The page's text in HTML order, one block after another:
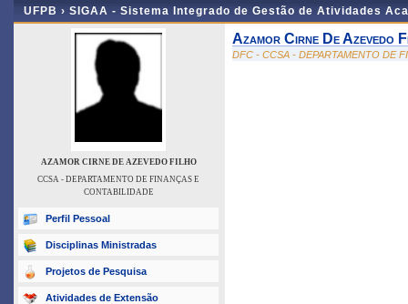
UFPB › SIGAA - Sistema Integrado de Gestão de Atividades
AZAMOR CIRNE DE AZEVEDO FILHO
CCSA - DEPARTAMENTO DE FINANÇAS E
CONTABILIDADE
Perfil Pessoal
Disciplinas Ministradas
Projetos de Pesquisa
Atividades de Extensão
Azamor Cirne De Azevedo
DFC - CCSA - DEPARTAMENTO DE